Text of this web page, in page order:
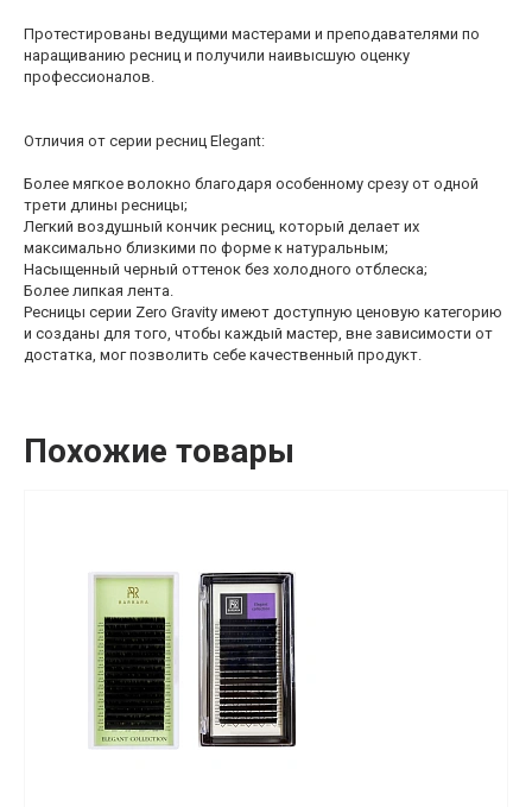
Протестированы ведущими мастерами и преподавателями по
наращиванию ресниц и получили наивысшую оценку
профессионалов.
Отличия от серии ресниц Elegant:
Более мягкое волокно благодаря особенному срезу от одной
трети длины ресницы;
Легкий воздушный кончик ресниц, который делает их
максимально близкими по форме к натуральным;
Насыщенный черный оттенок без холодного отблеска;
Более липкая лента.
Ресницы серии Zero Gravity имеют доступную ценовую категорию
и созданы для того, чтобы каждый мастер, вне зависимости от
достатка, мог позволить себе качественный продукт.
Похожие товары